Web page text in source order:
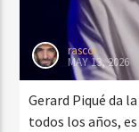
rasco
MAY 13, 2026
Gerard Piqué da
todos los años,